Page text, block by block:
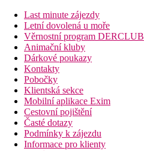
Last minute zájezdy
Letní dovolená u moře
Věrnostní program DERCLUB
Animační kluby
Dárkové poukazy
Kontakty
Pobočky
Klientská sekce
Mobilní aplikace Exim
Cestovní pojištění
Časté dotazy
Podmínky k zájezdu
Informace pro klienty